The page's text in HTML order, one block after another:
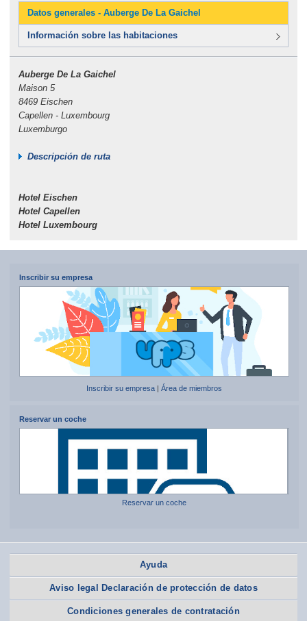
Datos generales - Auberge De La Gaichel
Información sobre las habitaciones
Auberge De La Gaichel
Maison 5
8469 Eischen
Capellen - Luxembourg
Luxemburgo
Descripción de ruta
Hotel Eischen
Hotel Capellen
Hotel Luxembourg
Inscribir su empresa
Inscribir su empresa| Área de miembros
Reservar un coche
Reservar un coche
Ayuda
Aviso legal Declaración de protección de datos
Condiciones generales de contratación